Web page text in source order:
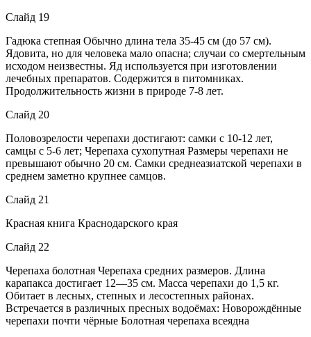
Слайд 19
Гадюка степная Обычно длина тела 35-45 см (до 57 см).
Ядовита, но для человека мало опасна; случаи со смертельным
исходом неизвестны. Яд используется при изготовлении
лечебных препаратов. Содержится в питомниках.
Продолжительность жизни в природе 7-8 лет.
Слайд 20
Половозрелости черепахи достигают: самки с 10-12 лет,
самцы с 5-6 лет; Черепаха сухопутная Размеры черепахи не
превышают обычно 20 см. Самки среднеазиатской черепахи в
среднем заметно крупнее самцов.
Слайд 21
Красная книга Краснодарского края
Слайд 22
Черепаха болотная Черепаха средних размеров. Длина
карапакса достигает 12—35 см. Масса черепахи до 1,5 кг.
Обитает в лесных, степных и лесостепных районах.
Встречается в различных пресных водоёмах: Новорождённые
черепахи почти чёрные Болотная черепаха всеядна